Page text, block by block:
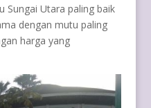
Sungai Utara paling baik
dengan mutu paling
harga yang